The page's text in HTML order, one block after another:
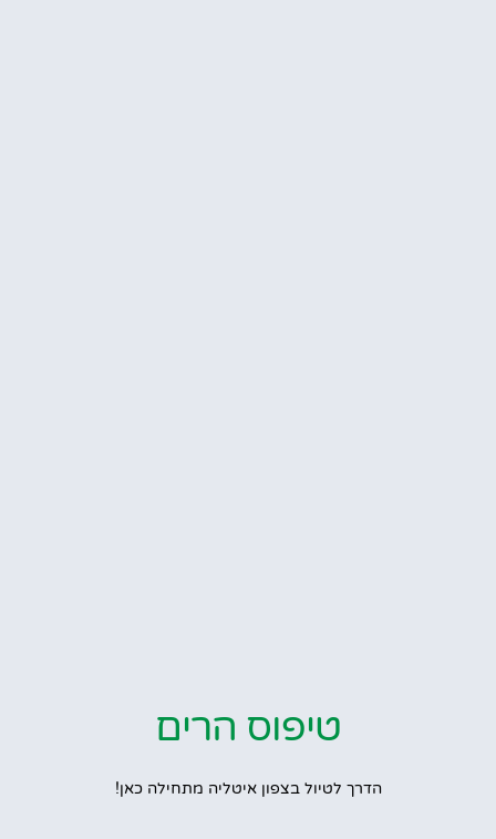
טיפוס הרים
הדרך לטיול בצפון איטליה מתחילה כאן!